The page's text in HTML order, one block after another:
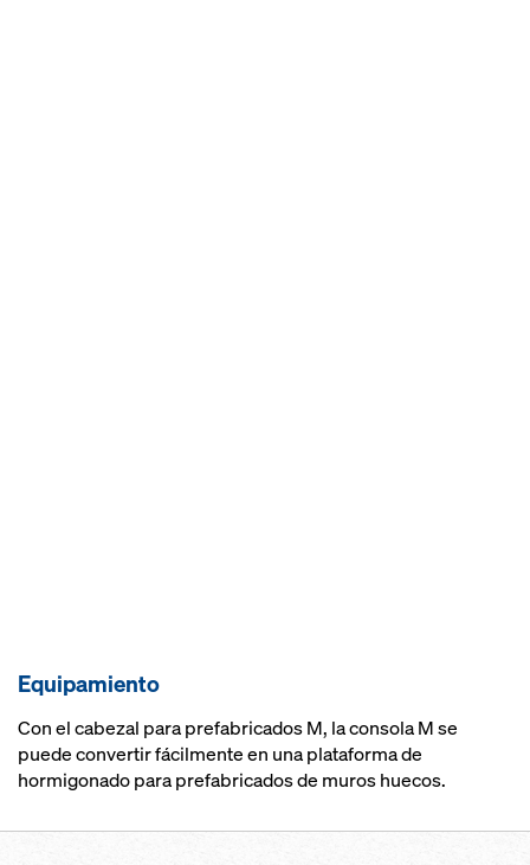
Equipamiento
Con el cabezal para prefabricados M, la consola M se
puede convertir fácilmente en una plataforma de
hormigonado para prefabricados de muros huecos.